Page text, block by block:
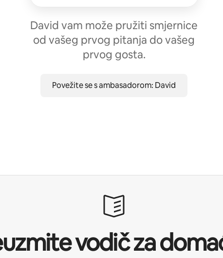
David vam može pružiti smjernice
od vašeg prvog pitanja do vašeg
prvog gosta.
Povežite se s ambasadorom: David
vodič za